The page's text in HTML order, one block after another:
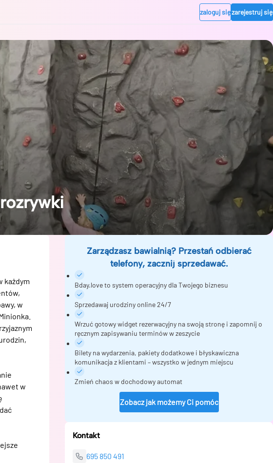
zaloguj sięzarejestruj się
każdym
w
w
Zarządzasz bawialnią? Przestań odbierać
telefony, zacznij sprzedawać.
Bday.love to system operacyjny dla Twojego biznesu
Sprzedawaj urodziny online 24/7
Wrzuć gotowy widget rezerwacyjny na swoją stronę i zapomnij o
ręcznym zapisywaniu terminów w zeszycie
Bilety na wydarzenia, pakiety dodatkowe i błyskawiczna
komunikacja z klientami – wszystko w jednym miejscu
Zmień chaos w dochodowy automat
Zobacz jak możemy Ci pomóc
Kontakt
695 850 491